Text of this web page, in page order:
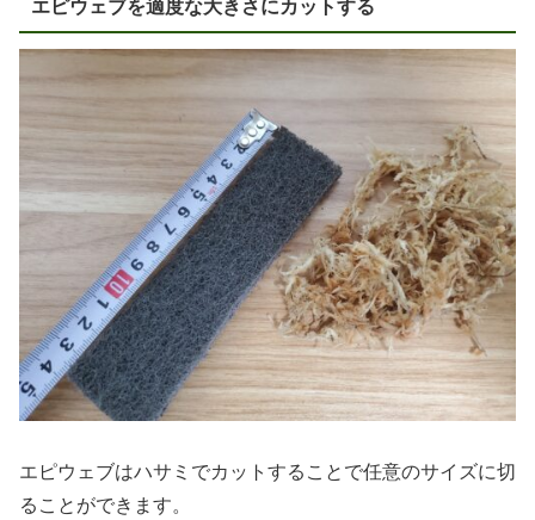
エピウェブを適度な大きさにカットする
エピウェブはハサミでカットすることで任意のサイズに切
ることができます。